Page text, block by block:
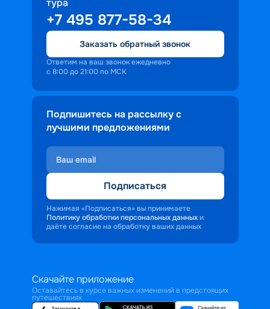
+7 495 877-58-34
Заказать обратный звонок
Ответим на ваш звонок ежедневно
с 8:00 до 21:00 по МСК
Подпишитесь на рассылку с
лучшими предложениями
Подписаться
Нажимая «Подписаться» вы принимаете
Политику обработки персональных данных и
даёте согласие на обработку ваших данных
Скачайте приложение
Оставайтесь в курсе важных изменений в предстоящих
путешествиях